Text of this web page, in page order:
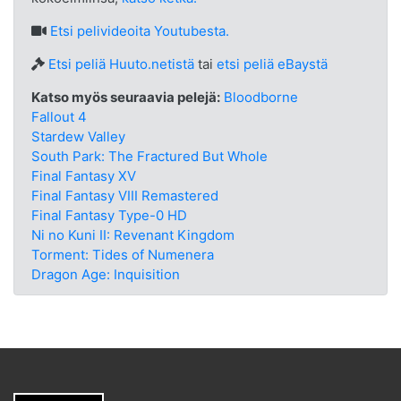
Etsi pelivideoita Youtubesta.
Etsi peliä Huuto.netistätai etsi peliä eBaystä
Katso myös seuraavia pelejä: Bloodborne
Fallout 4
Stardew Valley
South Park: The Fractured But Whole
Final Fantasy XV
Final Fantasy VIII Remastered
Final Fantasy Type-0 HD
Ni no Kuni II: Revenant Kingdom
Torment: Tides of Numenera
Dragon Age: Inquisition